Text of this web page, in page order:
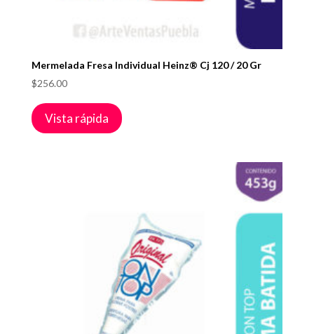
Mermelada Fresa Individual Heinz® Cj 120 / 20 Gr
$256.00
Vista rápida